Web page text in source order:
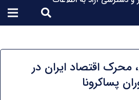
اقتصاد ایران در
پساکرونا